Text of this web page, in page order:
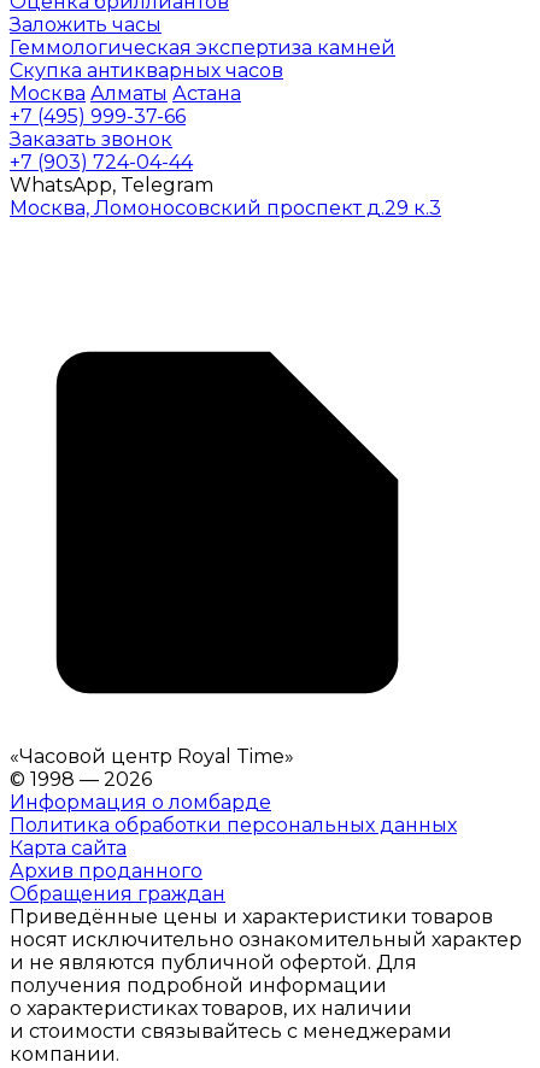
Заложить часы
Геммологическая экспертиза камней
Скупка антикварных часов
Москва Алматы Астана
+7 (495) 999-37-66
Заказать звонок
+7 (903) 724-04-44
WhatsApp, Telegram
Москва, Ломоносовский проспект д.29 к.3
«Часовой центр Royal Time»
© 1998 — 2026
Информация о ломбарде
Политика обработки персональных данных
Карта сайта
Архив проданного
Обращения граждан
Приведённые цены и характеристики товаров
носят исключительно ознакомительный характер
и не являются публичной офертой. Для
получения подробной информации
о характеристиках товаров, их наличии
и стоимости связывайтесь с менеджерами
компании.